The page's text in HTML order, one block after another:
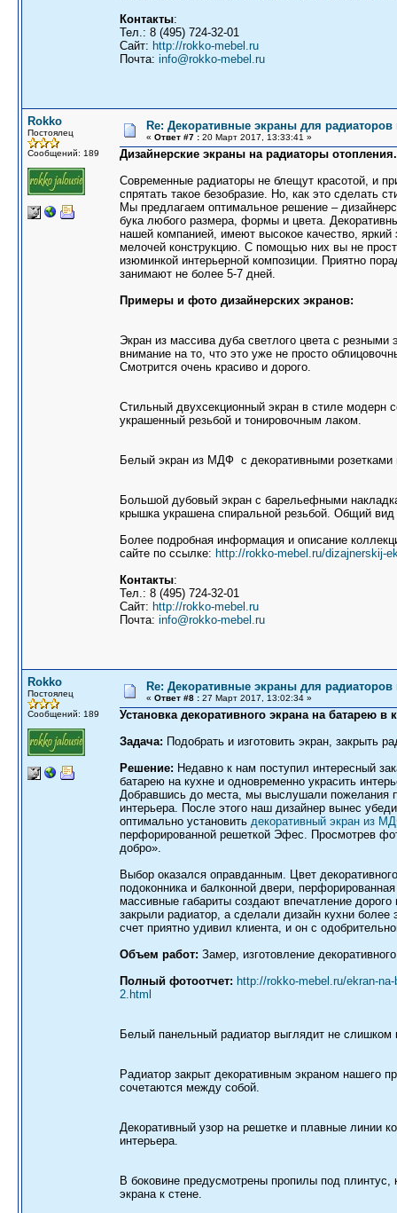
Контакты:
Тел.: 8 (495) 724-32-01
Сайт: http://rokko-mebel.ru
Почта: info@rokko-mebel.ru
Rokko
Постоялец
Сообщений: 189
Re: Декоративные экраны для радиаторов
« Ответ #7 : 20 Март 2017, 13:33:41 »
Дизайнерские экраны на радиаторы отопления.
Современные радиаторы не блещут красотой, и
спрятать такое безобразие. Но, как это сделать
Мы предлагаем оптимальное решение –
бука любого размера, формы и цвета.
нашей компанией, имеют высокое качество,
мелочей конструкцию. С помощью них вы не
изюминкой интерьерной композиции. Приятно
занимают не более 5-7 дней.
Примеры и фото дизайнерских экранов:
Экран из массива дуба светлого цвета с
внимание на то, что это уже не просто
Смотрится очень красиво и дорого.
Стильный двухсекционный экран в стиле модерн
украшенный резьбой и тонировочным лаком.
Белый экран из МДФ с декоративными
Большой дубовый экран с барельефными
крышка украшена спиральной резьбой. Общий
Более подробная информация и описание
сайте по ссылке: http://rokko-mebel.ru/dizajnerskij-
Контакты:
Тел.: 8 (495) 724-32-01
Сайт: http://rokko-mebel.ru
Почта: info@rokko-mebel.ru
Rokko
Постоялец
Сообщений: 189
Re: Декоративные экраны для радиаторов
« Ответ #8 : 27 Март 2017, 13:02:34 »
Установка декоративного экрана на батарею в
Задача: Подобрать и изготовить экран, закрыть
Решение: Недавно к нам поступил интересный
батарею на кухне и одновременно украсить
Добравшись до места, мы выслушали пожелания
интерьера. После этого наш дизайнер вынес
оптимально установить декоративный экран из
перфорированной решеткой Эфес. Просмотрев
добро».
Выбор оказался оправданным. Цвет
подоконника и балконной двери,
массивные габариты создают впечатление
закрыли радиатор, а сделали дизайн кухни
счет приятно удивил клиента, и он с
Объем работ: Замер, изготовление
Полный фотоотчет: http://rokko-mebel.ru/ekran-
2.html
Белый панельный радиатор выглядит не слишком
Радиатор закрыт декоративным экраном нашего
сочетаются между собой.
Декоративный узор на решетке и плавные линии
интерьера.
В боковине предусмотрены пропилы под плинтус,
экрана к стене.